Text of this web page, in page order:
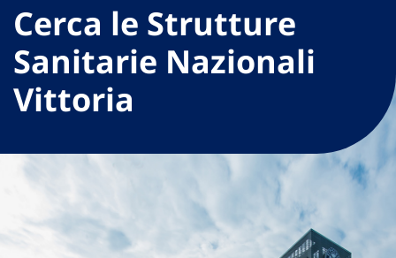
Cerca le Strutture
Sanitarie Nazionali
Vittoria